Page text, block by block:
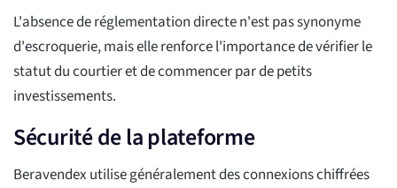
L'absence de réglementation directe n'est pas synonyme
d'escroquerie, mais elle renforce l'importance de vérifier le
statut du courtier et de commencer par de petits
investissements.
Sécurité de la plateforme
Beravendex utilise généralement des connexions chiffrées